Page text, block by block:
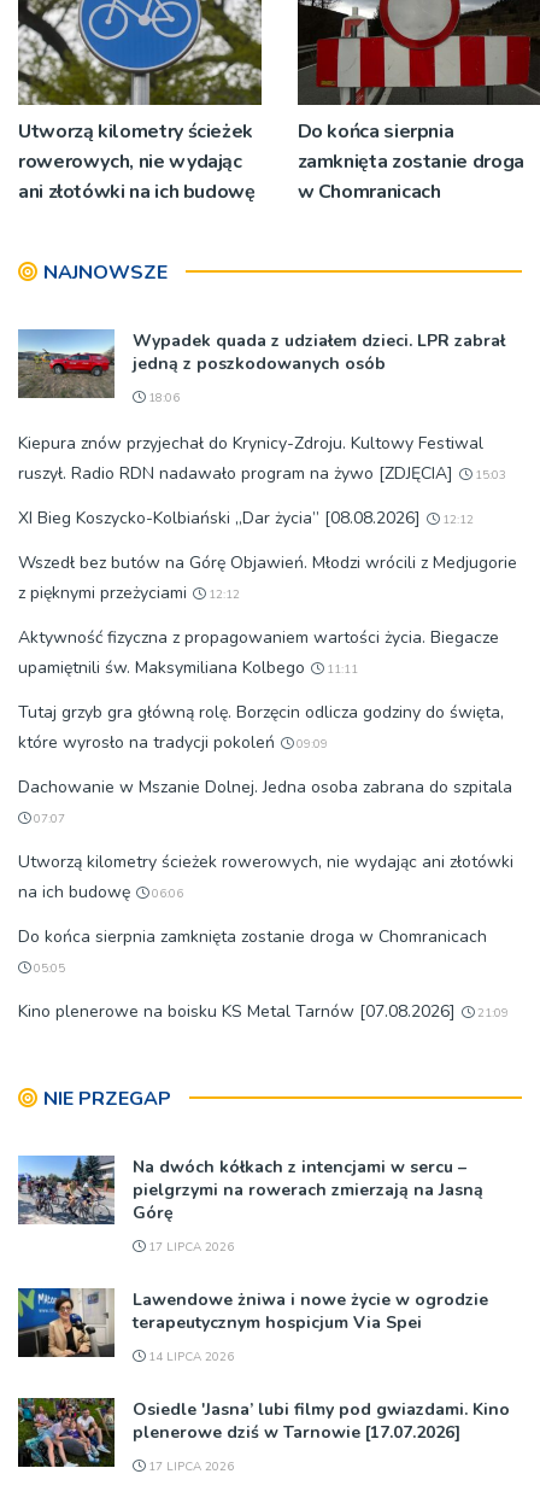
Utworzą kilometry ścieżek
rowerowych, nie wydając
ani złotówki na ich budowę
Do końca sierpnia
zamknięta zostanie droga
w Chomranicach
NAJNOWSZE
Wypadek quada z udziałem dzieci. LPR zabrał
jedną z poszkodowanych osób
18:06
Kiepura znów przyjechał do Krynicy-Zdroju. Kultowy Festiwal
ruszył. Radio RDN nadawało program na żywo [ZDJĘCIA]
15:03
XI Bieg Koszycko-Kolbiański „Dar życia” [08.08.2026] 12:12
Wszedł bez butów na Górę Objawień. Młodzi wrócili z Medjugorie
z pięknymi przeżyciami
12:12
Aktywność fizyczna z propagowaniem wartości życia. Biegacze
upamiętnili św. Maksymiliana Kolbego
11:11
Tutaj grzyb gra główną rolę. Borzęcin odlicza godziny do święta,
które wyrosło na tradycji pokoleń
09:09
Dachowanie w Mszanie Dolnej. Jedna osoba zabrana do szpitala
07:07
Utworzą kilometry ścieżek rowerowych, nie wydając ani złotówki
na ich budowę
06:06
Do końca sierpnia zamknięta zostanie droga w Chomranicach
05:05
Kino plenerowe na boisku KS Metal Tarnów [07.08.2026] 21:09
NIE PRZEGAP
Na dwóch kółkach z intencjami w sercu –
pielgrzymi na rowerach zmierzają na Jasną
Górę
17 LIPCA 2026
Lawendowe żniwa i nowe życie w ogrodzie
terapeutycznym hospicjum Via Spei
14 LIPCA 2026
Osiedle 'Jasna’ lubi filmy pod gwiazdami. Kino
plenerowe dziś w Tarnowie [17.07.2026]
17 LIPCA 2026